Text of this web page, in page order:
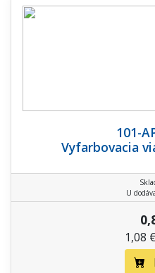
101-
Vyfarbovacia
U
1,08